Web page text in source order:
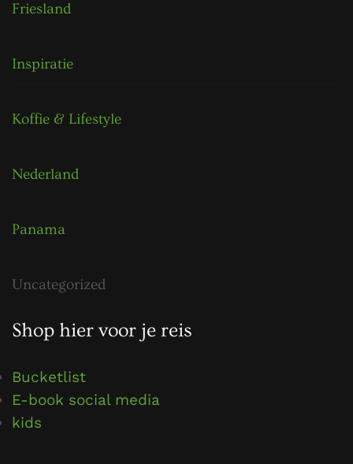
Friesland
Inspiratie
Koffie & Lifestyle
Nederland
Panama
Uncategorized
Shop hier voor je reis
Bucketlist
E-book social media
kids